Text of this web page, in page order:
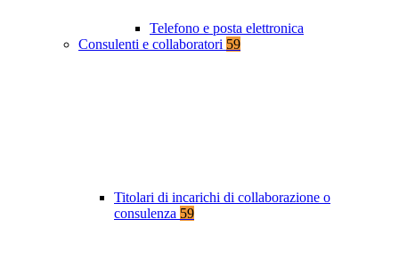
Telefono e posta elettronica
Consulenti e collaboratori 59
Titolari di incarichi di collaborazione o
consulenza 59